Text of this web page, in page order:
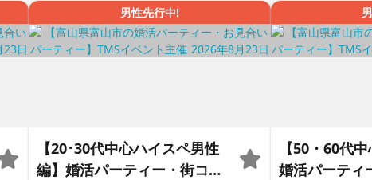
男性先行中!
【20･30代中心ハイスペ男性
編】婚活パーティー・街コ
【50・60代
婚活パーテ